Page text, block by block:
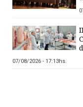
07/08/2026 - 17:13hs.